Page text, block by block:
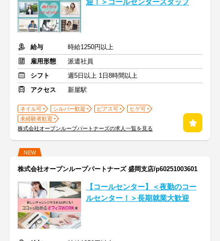
迎！＞コールセンタースタッフ
給与
時給1250円以上
雇用形態
派遣社員
シフト
週5日以上 1日8時間以上
アクセス
新屋駅
ネイル可 シルバー歓迎 ピアス可
ヒゲ可
未経験者歓迎
株式会社オープンループパートナーズの求人一覧を見る
NEW
株式会社オープンループパートナーズ 盛岡支店/p60251003601
【コールセンター】＜夜勤のコー
ルセンター！＞長期就業大歓迎